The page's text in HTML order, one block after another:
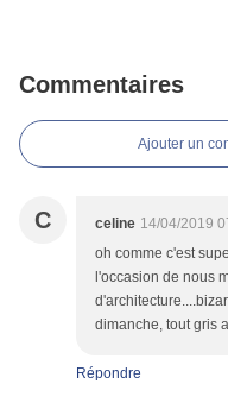
Commentaires
Ajouter un
C celine 14/04/2019
oh comme c'est
l'occasion de nous
dimanche, tout gris
Répondre